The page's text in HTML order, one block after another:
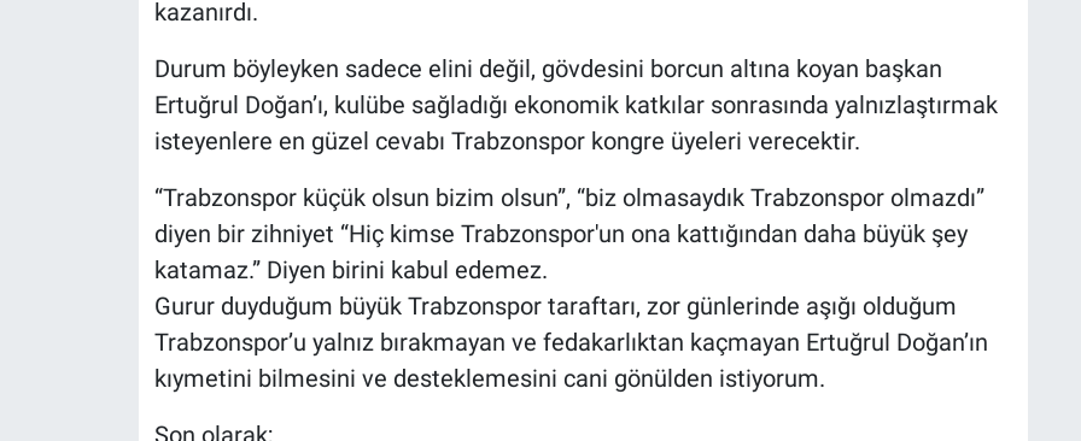
kazanırdı.
Durum böyleyken sadece elini değil, gövdesini borcun altına koyan başkan
Ertuğrul Doğan’ı, kulübe sağladığı ekonomik katkılar sonrasında yalnızlaştırmak
isteyenlere en güzel cevabı Trabzonspor kongre üyeleri verecektir.
“Trabzonspor küçük olsun bizim olsun”, “biz olmasaydık Trabzonspor olmazdı”
diyen bir zihniyet “Hiç kimse Trabzonspor'un ona kattığından daha büyük şey
katamaz.” Diyen birini kabul edemez.
Gurur duyduğum büyük Trabzonspor taraftarı, zor günlerinde aşığı olduğum
Trabzonspor’u yalnız bırakmayan ve fedakarlıktan kaçmayan Ertuğrul Doğan’ın
kıymetini bilmesini ve desteklemesini cani gönülden istiyorum.
Son olarak;